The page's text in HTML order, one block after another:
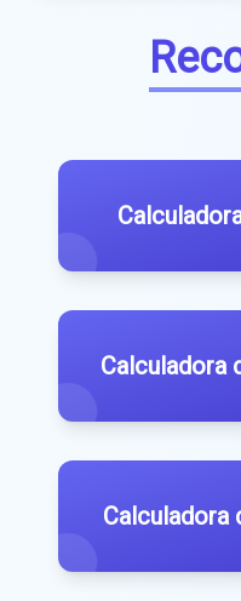
Calculadora
Calculadora